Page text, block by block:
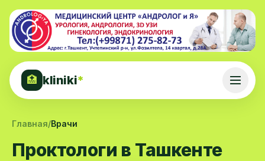
🏥 kliniki*
Главная/Врачи
Проктологи в Ташкенте